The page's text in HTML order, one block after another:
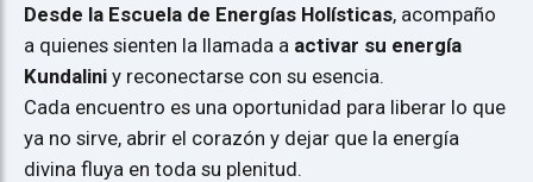
Desde la Escuela de Energías Holísticas, acompaño
a quienes sienten la llamada a activar su energía
Kundalini y reconectarse con su esencia.
Cada encuentro es una oportunidad para liberar lo que
ya no sirve, abrir el corazón y dejar que la energía
divina fluya en toda su plenitud.